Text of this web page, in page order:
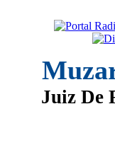
Juiz De